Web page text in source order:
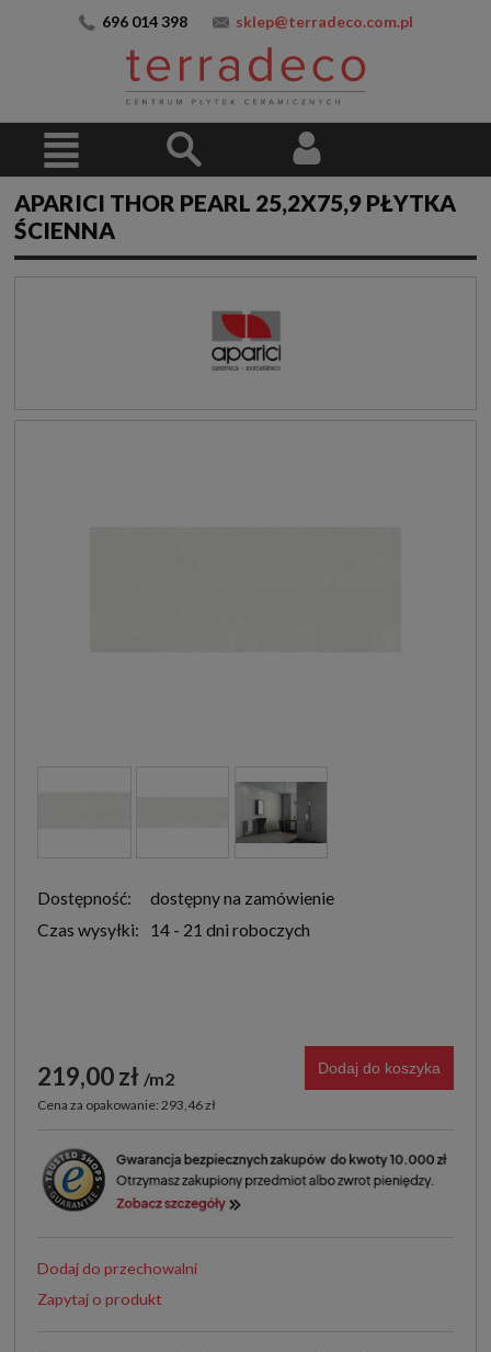
696 014 398 sklep@terradeco.com.pl
APARICI THOR PEARL 25,2X75,9 PŁYTKA
ŚCIENNA
Dostępność:
dostępny na zamówienie
Czas wysyłki:
14 - 21 dni roboczych
219,00 zł m2
Cena za opakowanie: 293,46 zł
Dodaj do koszyka
Dodaj do przechowalni
Zapytaj o produkt